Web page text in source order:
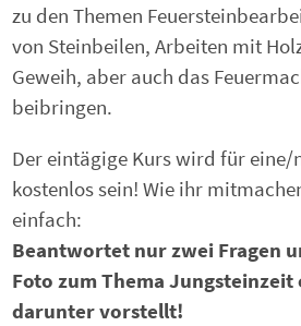
zu den Themen
von Steinbeilen, Arbeiten mit
Geweih, aber auch das
beibringen.
Der eintägige Kurs wird für
kostenlos sein! Wie ihr
einfach:
Beantwortet nur zwei Fragen
Foto zum Thema
darunter vorstellt!